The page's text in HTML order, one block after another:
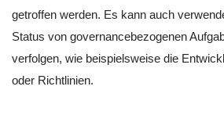
getroffen werden. Es kann auch
Status von governancebezogenen
verfolgen, wie beispielsweise die
oder Richtlinien.